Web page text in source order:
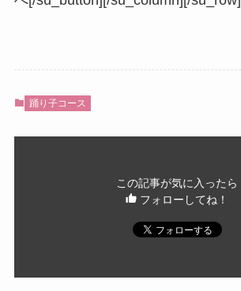
踊り子コース
この記事が気に入ったら
フォローしてね！